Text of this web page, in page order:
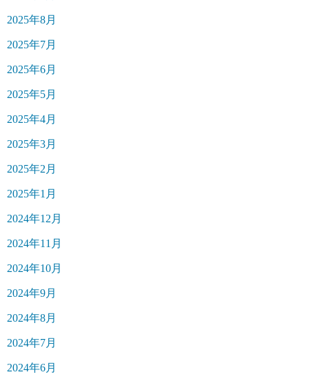
2025年8月
2025年7月
2025年6月
2025年5月
2025年4月
2025年3月
2025年2月
2025年1月
2024年12月
2024年11月
2024年10月
2024年9月
2024年8月
2024年7月
2024年6月